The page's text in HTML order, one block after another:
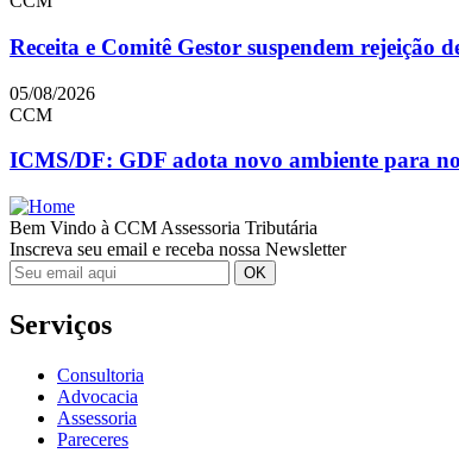
Receita e Comitê Gestor suspendem rejeição
05/08/2026
CCM
ICMS/DF: GDF adota novo ambiente para
Bem Vindo à CCM Assessoria Tributária
Inscreva seu email e receba nossa Newsletter
Serviços
Consultoria
Advocacia
Assessoria
Pareceres